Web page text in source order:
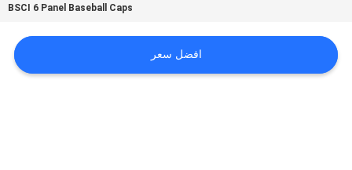
خريطة
BSCI 6 Panel Baseball Caps
افضل سعر